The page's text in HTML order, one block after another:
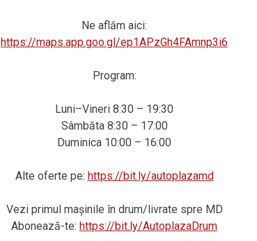
Ne aflăm aici:
https://maps.app.goo.gl/ep1APzGh4FAmnp3i6
Program:
Luni–Vineri 8:30 – 19:30
Sâmbăta 8:30 – 17:00
Duminica 10:00 – 16:00
Alte oferte pe: https://bit.ly/autoplazamd
Vezi primul mașinile în drum/livrate spre MD
Abonează-te: https://bit.ly/AutoplazaDrum